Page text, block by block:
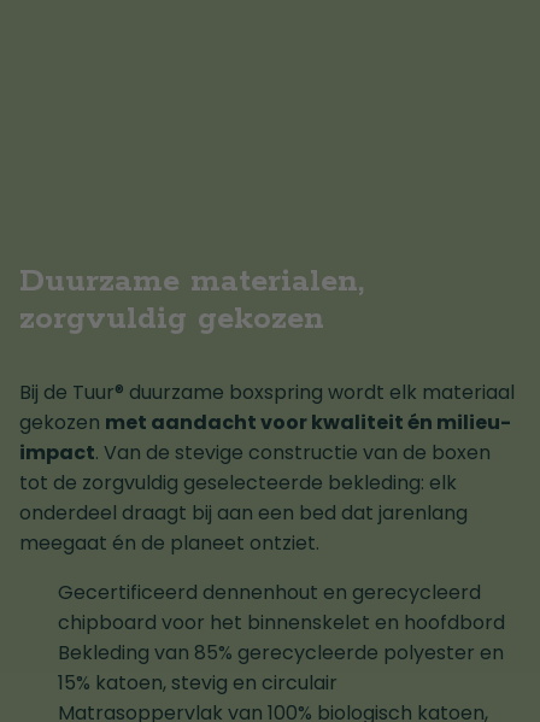
Duurzame materialen,
zorgvuldig gekozen
Bij de Tuur® duurzame boxspring wordt elk materiaal
gekozen met aandacht voor kwaliteit én milieu-
impact. Van de stevige constructie van de boxen
tot de zorgvuldig geselecteerde bekleding: elk
onderdeel draagt bij aan een bed dat jarenlang
meegaat én de planeet ontziet.
Gecertificeerd dennenhout en gerecycleerd
chipboard voor het binnenskelet en hoofdbord
Bekleding van 85% gerecycleerde polyester en
15% katoen, stevig en circulair
Matrasoppervlak van 100% biologisch katoen,